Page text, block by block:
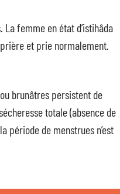
La femme en état d’istihâda
et prie normalement.
brunâtres persistent de
totale (absence de
période de menstrues n’est